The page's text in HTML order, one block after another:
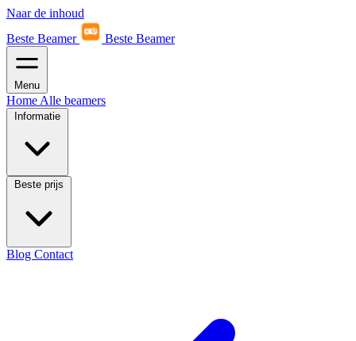
Naar de inhoud
Beste Beamer
Beste Beamer
Menu
Home Alle beamers
Informatie
Beste prijs
Blog Contact